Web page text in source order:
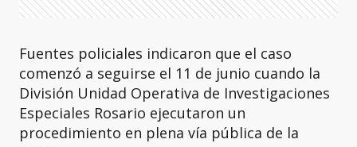
Fuentes policiales indicaron que el caso
comenzó a seguirse el 11 de junio cuando la
División Unidad Operativa de Investigaciones
Especiales Rosario ejecutaron un
procedimiento en plena vía pública de la